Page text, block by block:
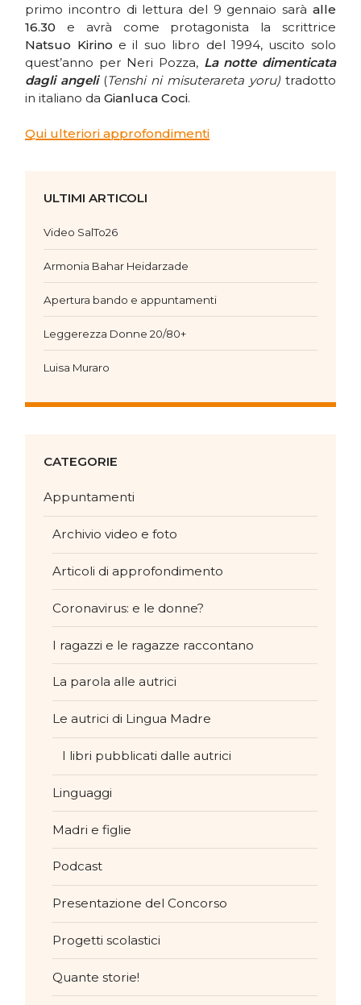
primo incontro di lettura del 9 gennaio sarà alle
16.30 e avrà come protagonista la scrittrice
Natsuo Kirino e il suo libro del 1994, uscito solo
quest’anno per Neri Pozza, La notte dimenticata
dagli angeli(Tenshi ni misuterareta yoru)tradotto
in italiano daGianluca Coci.
Qui ulteriori approfondimenti
ULTIMI ARTICOLI
Video SalTo26
Armonia Bahar Heidarzade
Apertura bando e appuntamenti
Leggerezza Donne 20/80+
Luisa Muraro
CATEGORIE
Appuntamenti
Archivio video e foto
Articoli di approfondimento
Coronavirus: e le donne?
I ragazzi e le ragazze raccontano
La parola alle autrici
Le autrici di Lingua Madre
I libri pubblicati dalle autrici
Linguaggi
Madri e figlie
Podcast
Presentazione del Concorso
Progetti scolastici
Quante storie!